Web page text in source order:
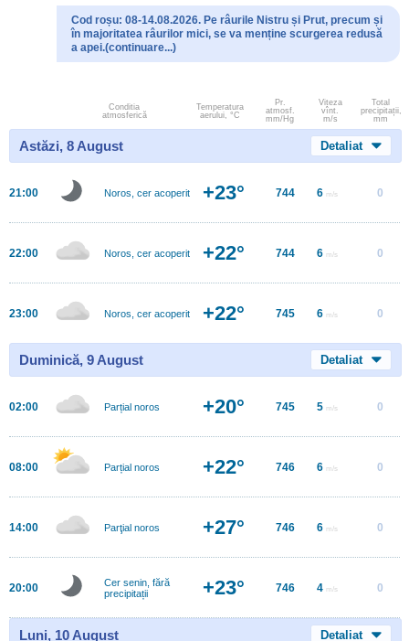
Cod roșu: 08-14.08.2026. Pe râurile Nistru și Prut, precum și
în majoritatea râurilor mici, se va menține scurgerea redusă
a apei.(continuare...)
Conditia
atmosferică
Temperatura
aerului, °C
Pr.
atmosf.
mm/Hg
Viteza
vînt.
m/s
Total
precipitații,
mm
Astăzi, 8 August Detaliat
21:00 Noros, cer acoperit +23° 744 6 m/s 0
22:00 Noros, cer acoperit +22° 744 6 m/s 0
23:00 Noros, cer acoperit +22° 745 6 m/s 0
Duminică, 9 August Detaliat
02:00 Parțial noros +20° 745 5 m/s 0
08:00 Parțial noros +22° 746 6 m/s 0
14:00 Parţial noros +27° 746 6 m/s 0
20:00
Cer senin, fără
precipitații
+23° 746 4 m/s 0
Luni, 10 August Detaliat